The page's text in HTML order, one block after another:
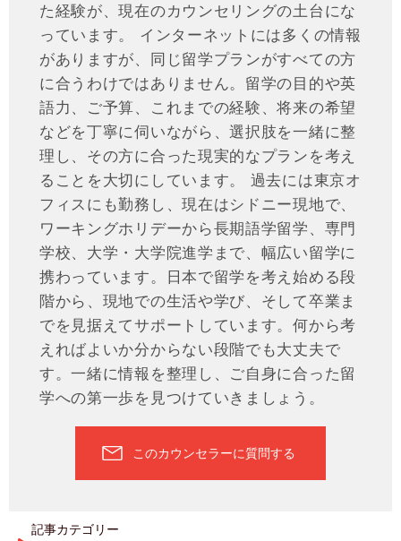
た経験が、現在のカウンセリングの土台にな
っています。 インターネットには多くの情報
がありますが、同じ留学プランがすべての方
に合うわけではありません。留学の目的や英
語力、ご予算、これまでの経験、将来の希望
などを丁寧に伺いながら、選択肢を一緒に整
理し、その方に合った現実的なプランを考え
ることを大切にしています。 過去には東京オ
フィスにも勤務し、現在はシドニー現地で、
ワーキングホリデーから長期語学留学、専門
学校、大学・大学院進学まで、幅広い留学に
携わっています。日本で留学を考え始める段
階から、現地での生活や学び、そして卒業ま
でを見据えてサポートしています。何から考
えればよいか分からない段階でも大丈夫で
す。一緒に情報を整理し、ご自身に合った留
学への第一歩を見つけていきましょう。
このカウンセラーに質問する
記事カテゴリー